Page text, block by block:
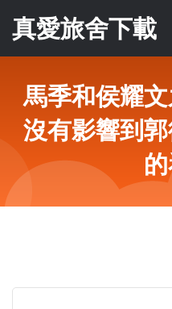
真愛旅舍下載
馬季和侯耀
沒有影響到